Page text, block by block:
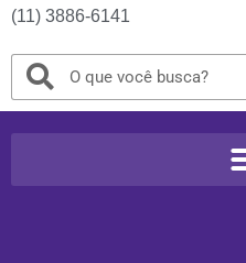
(11) 3886-6141